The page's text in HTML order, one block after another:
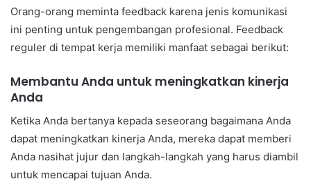
Orang-orang meminta feedback karena jenis komunikasi
ini penting untuk pengembangan profesional. Feedback
reguler di tempat kerja memiliki manfaat sebagai berikut:
Membantu Anda untuk meningkatkan kinerja
Anda
Ketika Anda bertanya kepada seseorang bagaimana Anda
dapat meningkatkan kinerja Anda, mereka dapat memberi
Anda nasihat jujur ​​dan langkah-langkah yang harus diambil
untuk mencapai tujuan Anda.